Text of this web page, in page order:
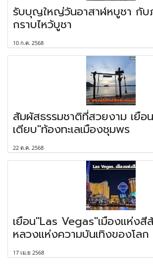
รับบุญใหญ่วันอาสาฬหบูชา กับ
กราบไหว้บูชา
10 ก.ค. 2568
สัมผัสธรรมชาติที่สวยงาม เยือน
เตียบ"ท้องทะเลเมืองชุมพร
22 ต.ค. 2568
เยือน"Las Vegas"เมืองแห่งสี
หลวงแห่งความบันเทิงของโลก
17 เม.ย 2568